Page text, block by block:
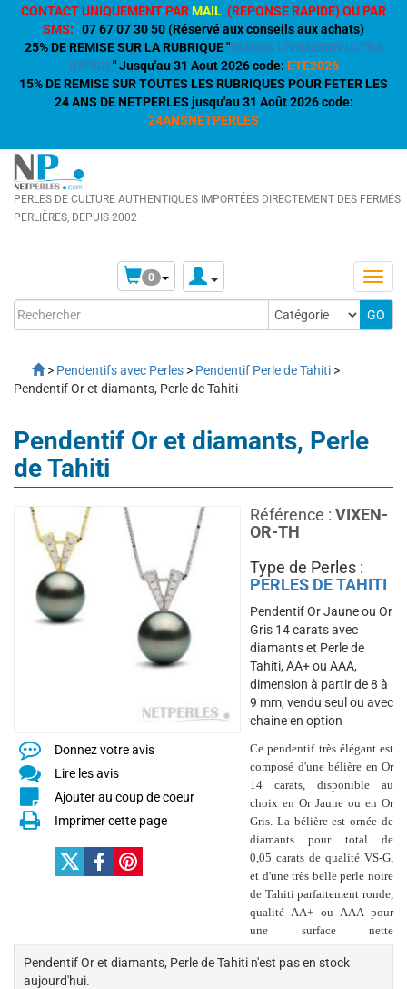
CONTACT UNIQUEMENT PARMAIL (REPONSE RAPIDE) OU PAR
SMS: :07 67 07 30 50 (Réservé aux conseils aux achats)
25% DE REMISE SUR LA RUBRIQUE "BIJOUX LIVRAISON ULTRA
RAPIDE" Jusqu'au 31 Aout 2026 code: ETE2026
15% DE REMISE SUR TOUTES LES RUBRIQUES POUR FETER LES
24 ANS DE NETPERLES jusqu'au 31 Août 2026 code:
24ANSNETPERLES
PERLES DE CULTURE AUTHENTIQUES IMPORTÉES DIRECTEMENT DES FERMES
PERLIÈRES, DEPUIS 2002
0
> Pendentifs avec Perles > Pendentif Perle de Tahiti >
Pendentif Or et diamants, Perle de Tahiti
Pendentif Or et diamants, Perle
de Tahiti
Donnez votre avis
Lire les avis
Ajouter au coup de coeur
Imprimer cette page
Pendentif Or et diamants, Perle de Tahiti n'est pas en stock
aujourd'hui.
Référence : VIXEN-
OR-TH
Type de Perles :
PERLES DE TAHITI
Pendentif Or Jaune ou Or
Gris 14 carats avec
diamants et Perle de
Tahiti, AA+ ou AAA,
dimension à partir de 8 à
9 mm, vendu seul ou avec
chaine en option
Ce pendentif très élégant est
composé d'une bélière en Or
14 carats, disponible au
choix en Or Jaune ou en Or
Gris. La bélière est ornée de
diamants pour total de
0,05 carats de qualité VS-G,
et d'une très belle perle noire
de Tahiti parfaitement ronde,
qualité AA+ ou AAA pour
une surface nette